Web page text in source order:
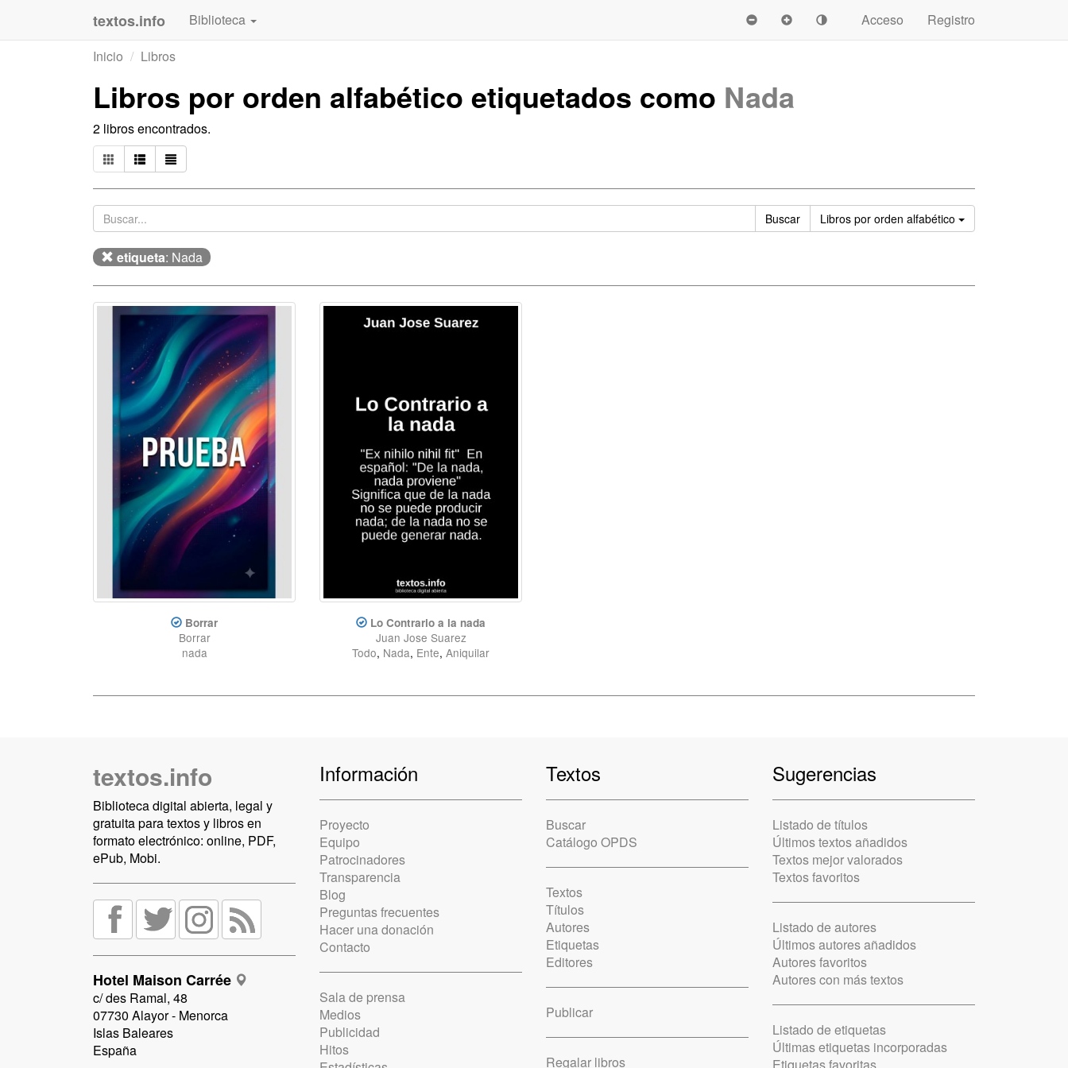
textos.info Biblioteca Acceso
Registro
Inicio
Libros
Libros por orden alfabético etiquetados como Nada
2 libros encontrados.
Buscar Libros por orden alfabético Ordenar
etiqueta: Nada
Borrar
Borrar
nada
Lo Contrario a la nada
Juan Jose Suarez
Todo, Nada, Ente, Aniquilar
textos.info
Biblioteca digital abierta, legal y
gratuita para textos y libros en
formato electrónico: online, PDF,
ePub, Mobi.
Hotel Maison Carrée
c/ des Ramal, 48
07730 Alayor - Menorca
Islas Baleares
España
Información
Proyecto
Equipo
Patrocinadores
Transparencia
Blog
Preguntas frecuentes
Hacer una donación
Contacto
Sala de prensa
Medios
Publicidad
Hitos
Textos
Buscar
Catálogo OPDS
Textos
Títulos
Autores
Etiquetas
Editores
Publicar
Regalar libros
Sugerencias
Listado de títulos
Últimos textos añadidos
Textos mejor valorados
Textos favoritos
Listado de autores
Últimos autores añadidos
Autores favoritos
Autores con más textos
Listado de etiquetas
Últimas etiquetas incorporadas